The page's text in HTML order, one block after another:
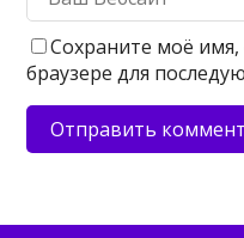
Сохраните моё имя,
браузере для